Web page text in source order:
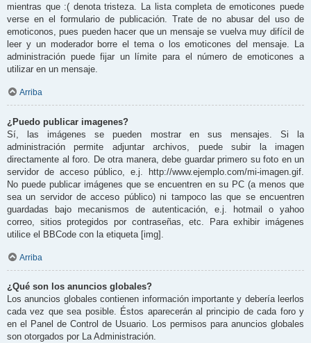
mientras que :( denota tristeza. La lista completa de emoticones puede
verse en el formulario de publicación. Trate de no abusar del uso de
emoticonos, pues pueden hacer que un mensaje se vuelva muy difícil de
leer y un moderador borre el tema o los emoticones del mensaje. La
administración puede fijar un límite para el número de emoticones a
utilizar en un mensaje.
Arriba
¿Puedo publicar imagenes?
Sí, las imágenes se pueden mostrar en sus mensajes. Si la
administración permite adjuntar archivos, puede subir la imagen
directamente al foro. De otra manera, debe guardar primero su foto en un
servidor de acceso público, e.j. http://www.ejemplo.com/mi-imagen.gif.
No puede publicar imágenes que se encuentren en su PC (a menos que
sea un servidor de acceso público) ni tampoco las que se encuentren
guardadas bajo mecanismos de autenticación, e.j. hotmail o yahoo
correo, sitios protegidos por contraseñas, etc. Para exhibir imágenes
utilice el BBCode con la etiqueta [img].
Arriba
¿Qué son los anuncios globales?
Los anuncios globales contienen información importante y debería leerlos
cada vez que sea posible. Éstos aparecerán al principio de cada foro y
en el Panel de Control de Usuario. Los permisos para anuncios globales
son otorgados por La Administración.